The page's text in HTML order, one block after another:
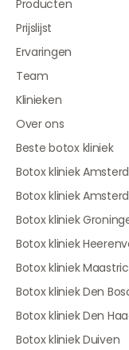
Producten
Prijslijst
Ervaringen
Team
Klinieken
Over ons
Beste botox kliniek
Botox kliniek
Botox kliniek
Botox kliniek
Botox kliniek
Botox kliniek
Botox kliniek Den
Botox kliniek Den
Botox kliniek Duiven